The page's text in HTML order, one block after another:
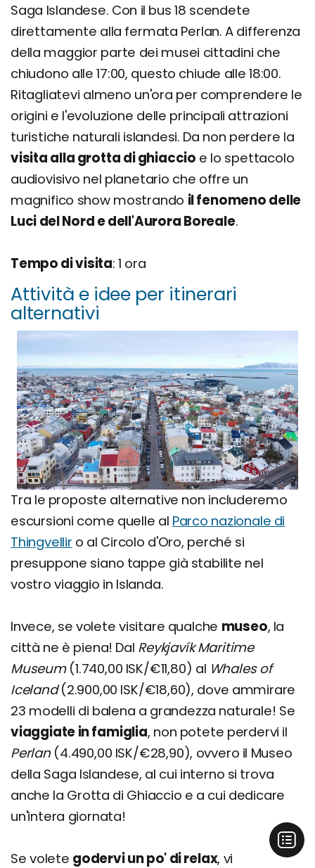
Saga Islandese. Con il bus 18 scendete
direttamente alla fermata Perlan. A differenza
della maggior parte dei musei cittadini che
chiudono alle 17:00, questo chiude alle 18:00.
Ritagliatevi almeno un'ora per comprendere le
origini e l'evoluzione delle principali attrazioni
turistiche naturali islandesi. Da non perdere la
visita alla grotta di ghiaccio e lo spettacolo
audiovisivo nel planetario che offre un
magnifico show mostrando il fenomeno delle
Luci del Nord e dell'Aurora Boreale.
Tempo di visita: 1 ora
Attività e idee per itinerari
alternativi
Tra le proposte alternative non includeremo
escursioni come quelle al Parco nazionale di
Thingvellir o al Circolo d'Oro, perché si
presuppone siano tappe già stabilite nel
vostro viaggio in Islanda.
Invece, se volete visitare qualche museo, la
città ne è piena! Dal Reykjavík Maritime
Museum(1.740,00 ISK/€11,80) al Whales of
Iceland(2.900,00 ISK/€18,60), dove ammirare
23 modelli di balena a grandezza naturale! Se
viaggiate in famiglia, non potete perdervi il
Perlan(4.490,00 ISK/€28,90), ovvero il Museo
della Saga Islandese, al cui interno si trova
anche la Grotta di Ghiaccio e a cui dedicare
un'intera giornata!
Se volete godervi un po' di relax, vi